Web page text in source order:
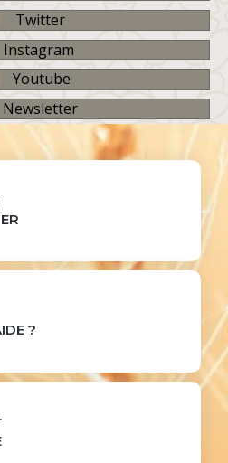
Twitter
Instagram
Youtube
Newsletter
?